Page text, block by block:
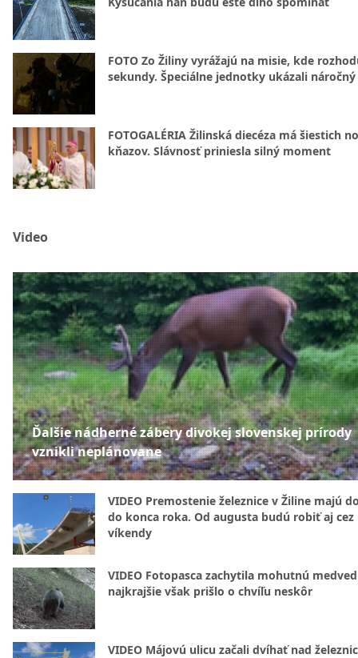
FOTO Zo Žiliny vyrážajú na misie, kde
sekundy. Špeciálne jednotky ukázali
FOTOGALÉRIA Žilinská diecéza má šiestich
kňazov. Slávnosť priniesla silný moment
Video
Ďalšie nádherné zábery divokej slovenskej prírody
vznikli neplánovane
VIDEO Premostenie železnice v Žiline majú
do konca roka. Od augusta budú robiť aj cez
víkendy
VIDEO Fotopasca zachytila mohutnú
najkrajšie však prišlo o chvíľu neskôr
VIDEO Májovú ulicu začali dvíhať nad